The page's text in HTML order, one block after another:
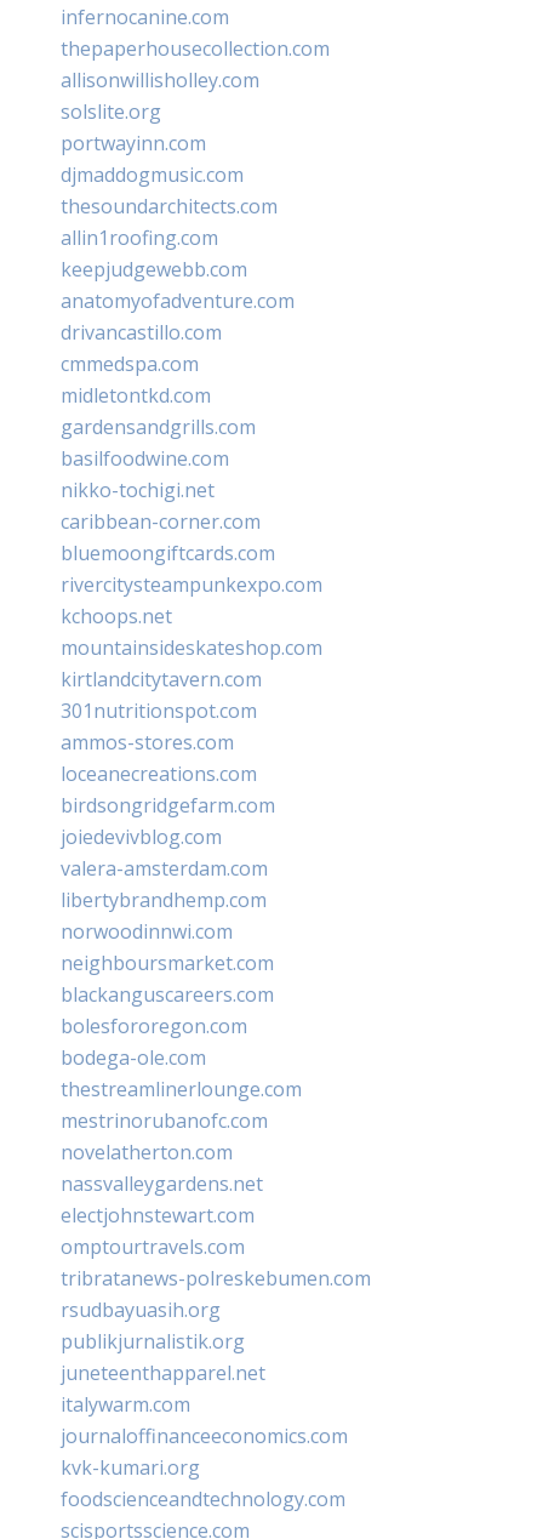
infernocanine.com
thepaperhousecollection.com
allisonwillisholley.com
solslite.org
portwayinn.com
djmaddogmusic.com
thesoundarchitects.com
allin1roofing.com
keepjudgewebb.com
anatomyofadventure.com
drivancastillo.com
cmmedspa.com
midletontkd.com
gardensandgrills.com
basilfoodwine.com
nikko-tochigi.net
caribbean-corner.com
bluemoongiftcards.com
rivercitysteampunkexpo.com
kchoops.net
mountainsideskateshop.com
kirtlandcitytavern.com
301nutritionspot.com
ammos-stores.com
loceanecreations.com
birdsongridgefarm.com
joiedevivblog.com
valera-amsterdam.com
libertybrandhemp.com
norwoodinnwi.com
neighboursmarket.com
blackanguscareers.com
bolesfororegon.com
bodega-ole.com
thestreamlinerlounge.com
mestrinorubanofc.com
novelatherton.com
nassvalleygardens.net
electjohnstewart.com
omptourtravels.com
tribratanews-polreskebumen.com
rsudbayuasih.org
publikjurnalistik.org
juneteenthapparel.net
italywarm.com
journaloffinanceeconomics.com
kvk-kumari.org
foodscienceandtechnology.com
scisportsscience.com